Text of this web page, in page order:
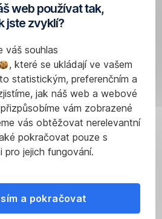
web používat tak,
jste zvyklí?
váš souhlas
, které se ukládají ve vašem
statistickým, preferenčním a
jak náš web a webové
vám zobrazené
vás obtěžovat nerelevantní
pokračovat pouze s
jejich fungování.
a pokračovat